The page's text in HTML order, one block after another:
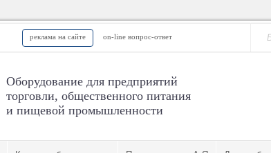
реклама на сайте on-line вопрос-ответ
Оборудование для предприятий
торговли, общественного питания
и пищевой промышленности